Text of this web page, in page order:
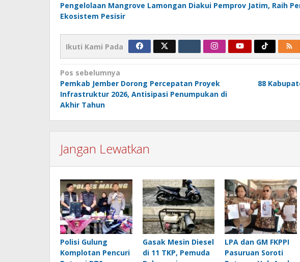
Pengelolaan Mangrove Lamongan Diakui Pemprov Jatim, Raih
Ekosistem Pesisir
Ikuti Kami Pada
Navigasi
pos
Pos sebelumnya
Pemkab Jember Dorong Percepatan Proyek
Infrastruktur 2026, Antisipasi Penumpukan di
Akhir Tahun
88
Jangan Lewatkan
Polisi Gulung
Komplotan Pencuri
Gasak Mesin Diesel
di 11 TKP, Pemuda
LPA dan GM FKPPI
Pasuruan Soroti